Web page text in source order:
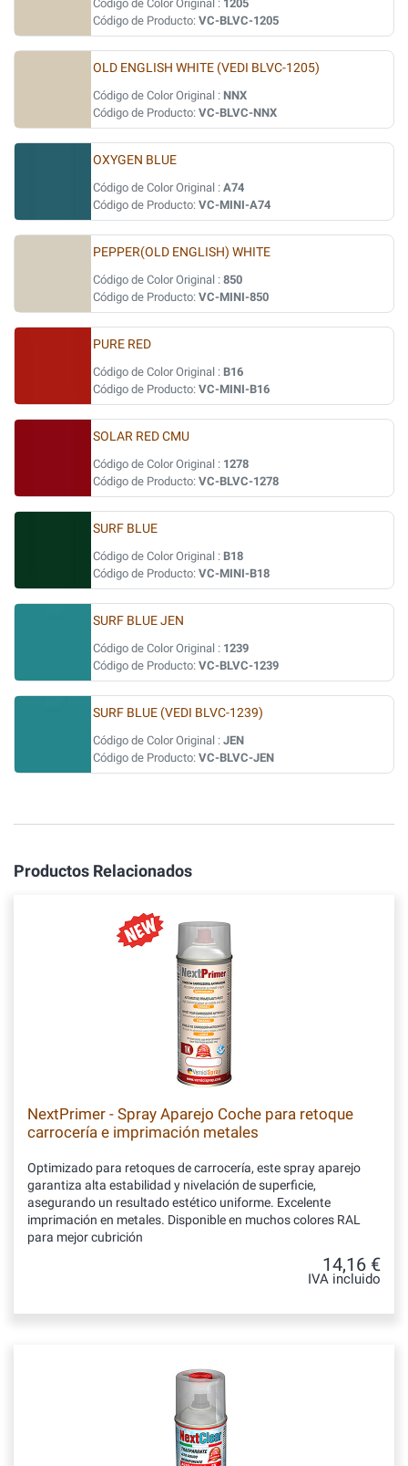
Código de Color Original : 1205
Código de Producto: VC-BLVC-1205
OLD ENGLISH WHITE (VEDI BLVC-1205)
Código de Color Original : NNX
Código de Producto: VC-BLVC-NNX
OXYGEN BLUE
Código de Color Original : A74
Código de Producto: VC-MINI-A74
PEPPER(OLD ENGLISH) WHITE
Código de Color Original : 850
Código de Producto: VC-MINI-850
PURE RED
Código de Color Original : B16
Código de Producto: VC-MINI-B16
SOLAR RED CMU
Código de Color Original : 1278
Código de Producto: VC-BLVC-1278
SURF BLUE
Código de Color Original : B18
Código de Producto: VC-MINI-B18
SURF BLUE JEN
Código de Color Original : 1239
Código de Producto: VC-BLVC-1239
SURF BLUE (VEDI BLVC-1239)
Código de Color Original : JEN
Código de Producto: VC-BLVC-JEN
Productos Relacionados
NextPrimer - Spray Aparejo Coche para retoque
carrocería e imprimación metales
Optimizado para retoques de carrocería, este spray aparejo
garantiza alta estabilidad y nivelación de superficie,
asegurando un resultado estético uniforme. Excelente
imprimación en metales. Disponible en muchos colores RAL
para mejor cubrición
14,16 €
IVA incluido